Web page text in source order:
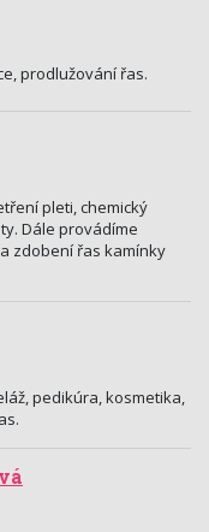
prodlužování řas.
pleti, chemický
Dále provádíme
zdobení řas kamínky
pedikúra, kosmetika,